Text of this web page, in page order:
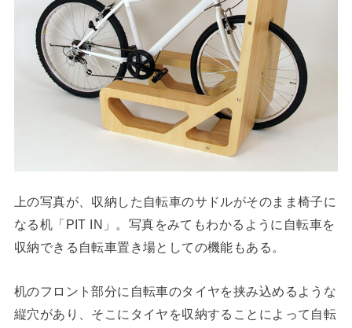
上の写真が、収納した自転車のサドルがそのまま椅子に
なる机「PIT IN」。写真をみてもわかるように自転車を
収納できる自転車置き場としての機能もある。
机のフロント部分に自転車のタイヤを挟み込めるような
縦穴があり、そこにタイヤを収納することによって自転